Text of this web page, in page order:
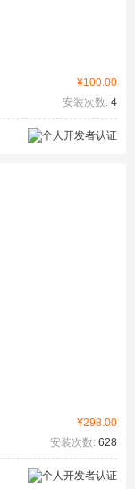
¥100.00
安装次数: 4
¥298.00
安装次数: 628